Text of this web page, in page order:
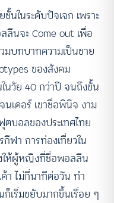
นในระดับปัจเจก เพราะ
นจะ Come out เพื่อ
มบทบาทความเป็นชาย
ของสังคม
นวัย 40 กว่าปี จนถึงขั้น
นเดอร์ เขาชื่อพินิจ งาม
ตบอลของประเทศไทย
ฬา การท่องเที่ยวใน
ให้ผู้หญิงที่ชื่อพอลลีน
า ไม่กี่นาทีต่อวัน ทำ
เริ่มขยับมากขึ้นเรื่อย ๆ